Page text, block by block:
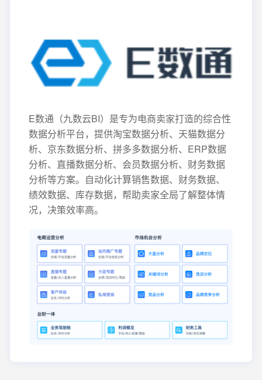
E数通（九数云BI）是专为电商卖家打造的综合性
数据分析平台，提供淘宝数据分析、天猫数据分
析、京东数据分析、拼多多数据分析、ERP数据
分析、直播数据分析、会员数据分析、财务数据
分析等方案。自动化计算销售数据、财务数据、
绩效数据、库存数据，帮助卖家全局了解整体情
况，决策效率高。